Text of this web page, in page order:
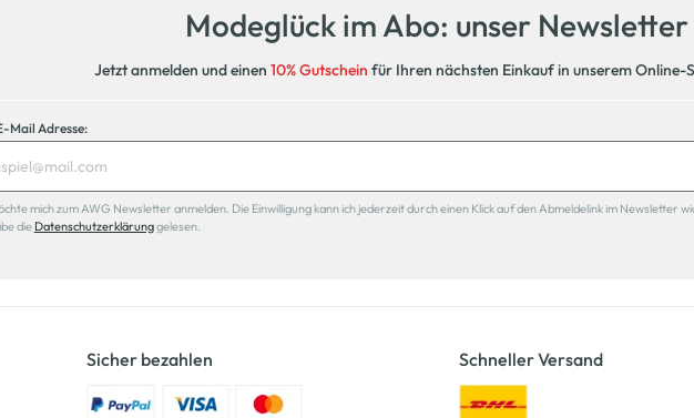
Modeglück im Abo: unser Newsletter
Jetzt anmelden und einen 10% Gutschein für Ihren nächsten Einkauf in unserem Online-
Mail Adresse:
mich zum AWG Newsletter anmelden. Die Einwilligung kann ich jederzeit durch einen Klick auf den Abmeldelink im Newsletter
die Datenschutzerklärunggelesen.
Sicher bezahlen Schneller Versand